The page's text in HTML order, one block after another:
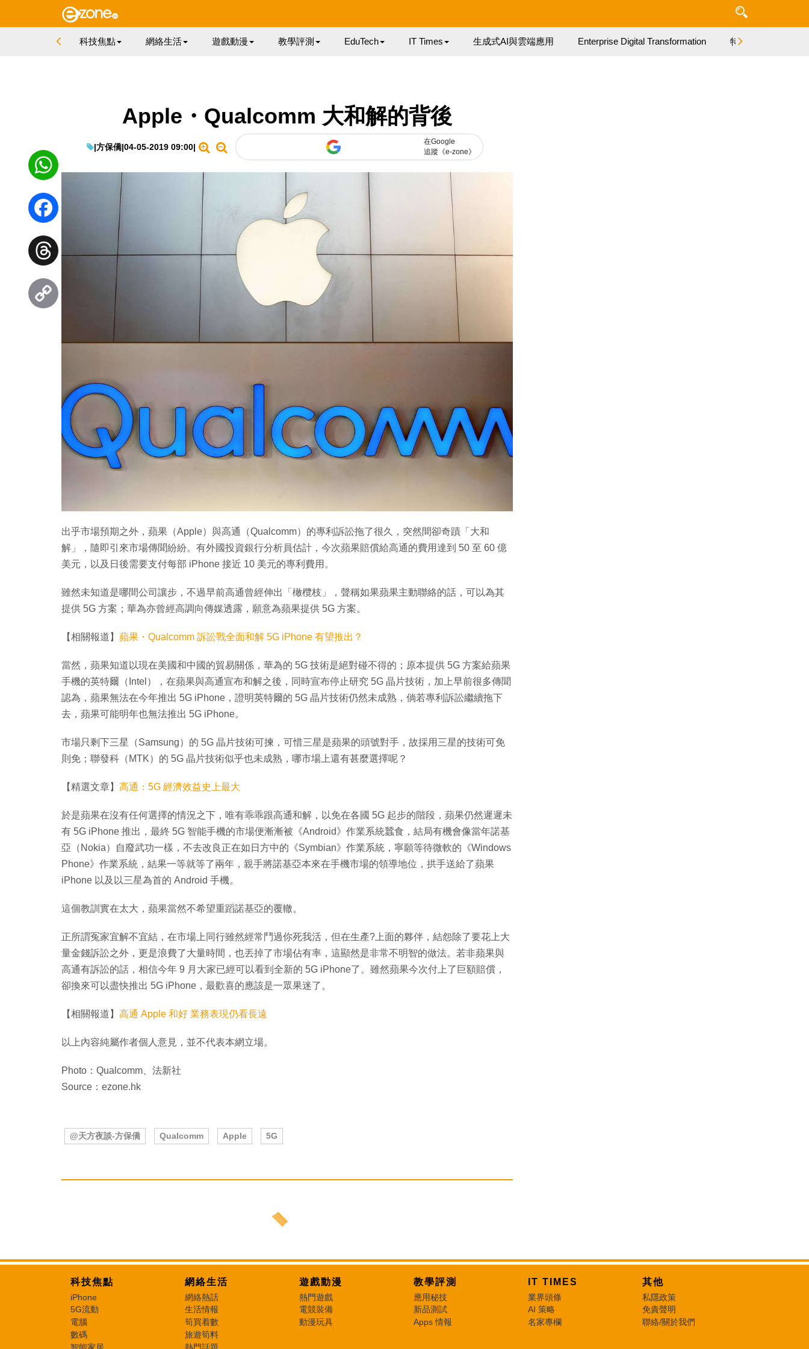
科技焦點 網絡生活 遊戲動漫 教學評測 EduTech IT Times 生成式AI與雲端應用 Enterprise Digital Transformation 特集
Apple・Qualcomm 大和解的背後
|方保僑|04-05-2019 09:00|
在Google
追蹤《e-zone》
出乎市場預期之外，蘋果（Apple）與高通（Qualcomm）的專利訴訟拖了很久，突然間卻奇蹟「大和
解」，隨即引來市場傳聞紛紛。有外國投資銀行分析員估計，今次蘋果賠償給高通的費用達到 50 至 60 億
美元，以及日後需要支付每部 iPhone 接近 10 美元的專利費用。
雖然未知道是哪間公司讓步，不過早前高通曾經伸出「橄欖枝」，聲稱如果蘋果主動聯絡的話，可以為其
提供 5G 方案；華為亦曾經高調向傳媒透露，願意為蘋果提供 5G 方案。
【相關報道】 蘋果・Qualcomm 訴訟戰全面和解 5G iPhone 有望推出？
當然，蘋果知道以現在美國和中國的貿易關係，華為的 5G 技術是絕對碰不得的；原本提供 5G 方案給蘋果
手機的英特爾（Intel），在蘋果與高通宣布和解之後，同時宣布停止研究 5G 晶片技術，加上早前很多傳聞
認為，蘋果無法在今年推出 5G iPhone，證明英特爾的 5G 晶片技術仍然未成熟，倘若專利訴訟繼續拖下
去，蘋果可能明年也無法推出 5G iPhone。
市場只剩下三星（Samsung）的 5G 晶片技術可揀，可惜三星是蘋果的頭號對手，故採用三星的技術可免
則免；聯發科（MTK）的 5G 晶片技術似乎也未成熟，哪市場上還有甚麼選擇呢？
【精選文章】 高通：5G 經濟效益史上最大
於是蘋果在沒有任何選擇的情況之下，唯有乖乖跟高通和解，以免在各國 5G 起步的階段，蘋果仍然遲遲未
有 5G iPhone 推出，最終 5G 智能手機的市場便漸漸被《Android》作業系統蠶食，結局有機會像當年諾基
亞（Nokia）自廢武功一樣，不去改良正在如日方中的《Symbian》作業系統，寧願等待微軟的《Windows
Phone》作業系統，結果一等就等了兩年，親手將諾基亞本來在手機市場的領導地位，拱手送給了蘋果
iPhone 以及以三星為首的 Android 手機。
這個教訓實在太大，蘋果當然不希望重蹈諾基亞的覆轍。
正所謂冤家宜解不宜結，在市場上同行雖然經常鬥過你死我活，但在生產?上面的夥伴，結怨除了要花上大
量金錢訴訟之外，更是浪費了大量時間，也丟掉了市場佔有率，這顯然是非常不明智的做法。若非蘋果與
高通有訴訟的話，相信今年 9 月大家已經可以看到全新的 5G iPhone了。雖然蘋果今次付上了巨額賠償，
卻換來可以盡快推出 5G iPhone，最歡喜的應該是一眾果迷了。
【相關報道】 高通 Apple 和好 業務表現仍看長遠
以上內容純屬作者個人意見，並不代表本網立場。
Photo：Qualcomm、法新社
Source：ezone.hk
@天方夜談-方保僑 Qualcomm Apple 5G
WhatsApp
Facebook
Threads
Link
科技焦點
iPhone
5G流動
電腦
數碼
智能家居
網絡生活
網絡熱話
生活情報
筍買着數
旅遊筍料
熱門話題
遊戲動漫
熱門遊戲
電競裝備
動漫玩具
教學評測
應用秘技
新品測試
Apps 情報
IT TIMES
業界頭條
AI 策略
名家專欄
其他
私隱政策
免責聲明
聯絡/關於我們